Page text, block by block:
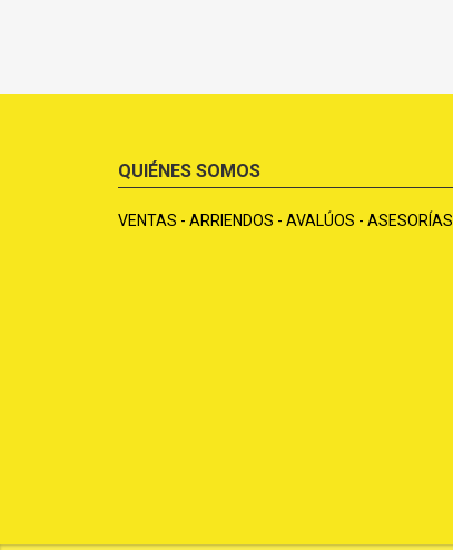
QUIÉNES SOMOS
VENTAS - ARRIENDOS - AVALÚOS - ASESORÍAS